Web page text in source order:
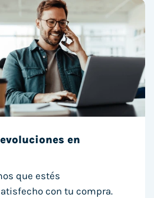
en
que estés
con tu compra.